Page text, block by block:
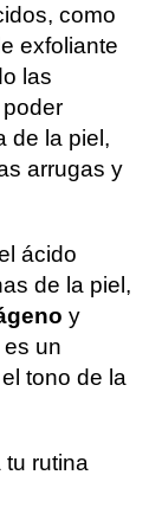
como
exfoliante
las
de la piel,
arrugas y
ácido
de la piel,
y
un
tono de la
rutina